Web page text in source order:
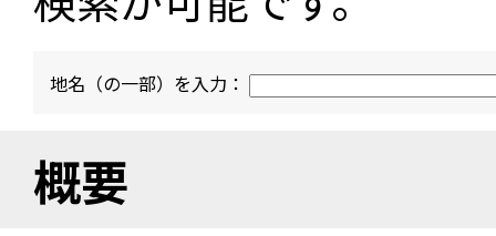
地名（の一部）を入力：
概要